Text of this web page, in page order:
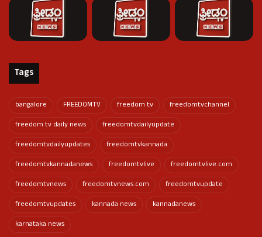
Tags
bangalore FREEDOMTV freedom tv
freedomtvchannel
freedom tv daily news
freedomtvdailyupdate
freedomtvdailyupdates
freedomtvkannada
freedomtvkannadanews
freedomtvlive
freedomtvlive.com
freedomtvnews
freedomtvnews.com
freedomtvupdate
freedomtvupdates
kannada news
kannadanews
karnataka news